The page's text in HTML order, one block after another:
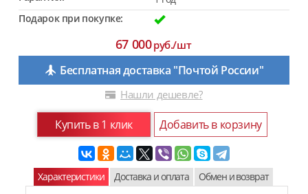
Подарок при покупке:
67 000руб./шт
Бесплатная доставка "Почтой России"
Нашли дешевле?
Купить в 1 клик Добавить в корзину
Характеристики Доставка и оплата Обмен и возврат